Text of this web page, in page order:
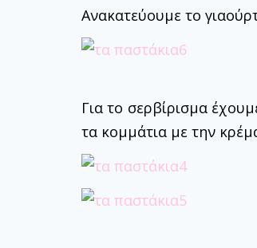
Ανακατεύουμε το
Για το σερβίρισμα
τα κομμάτια με την